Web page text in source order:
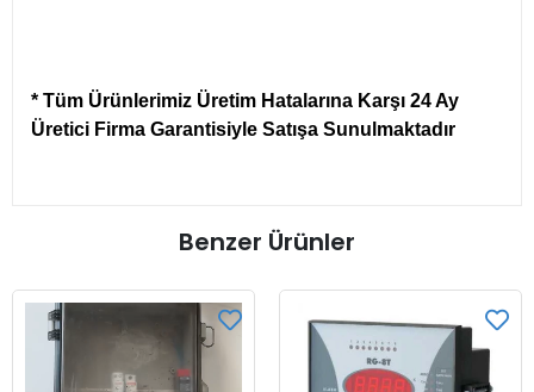
* Tüm Ürünlerimiz Üretim Hatalarına Karşı 24 Ay
Üretici Firma Garantisiyle Satışa Sunulmaktadır
Benzer Ürünler